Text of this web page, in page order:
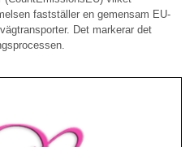
fastställer en gemensam EU-
Det markerar det